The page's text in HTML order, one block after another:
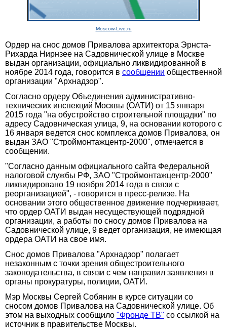
Moscow-Live.ru
Ордер на снос домов Привалова архитектора Эрнста-
Рихарда Нирнзее на Садовнической улице в Москве
выдан организации, официально ликвидированной в
ноябре 2014 года, говорится в сообщении общественной
организации "Архнадзор".
Согласно ордеру Объединения административно-
технических инспекций Москвы (ОАТИ) от 15 января
2015 года "на обустройство строительной площадки" по
адресу Садовническая улица, 9, на основании которого с
16 января ведется снос комплекса домов Привалова, он
выдан ЗАО "Строймонтажцентр-2000", отмечается в
сообщении.
"Согласно данным официального сайта Федеральной
налоговой службы РФ, ЗАО "Строймонтажцентр-2000"
ликвидировано 19 ноября 2014 года в связи с
реорганизацией", - говорится в пресс-релизе. На
основании этого общественное движение подчеркивает,
что ордер ОАТИ выдан несуществующей подрядной
организации, а работы по сносу домов Привалова на
Садовнической улице, 9 ведет организация, не имеющая
ордера ОАТИ на свое имя.
Снос домов Привалова "Архнадзор" полагает
незаконным с точки зрения общестроительного
законодательства, в связи с чем направил заявления в
органы прокуратуры, полиции, ОАТИ.
Мэр Москвы Сергей Собянин в курсе ситуации со
сносом домов Привалова на Садовнической улице. Об
этом на выходных сообщило "Фронде ТВ" со ссылкой на
источник в правительстве Москвы.